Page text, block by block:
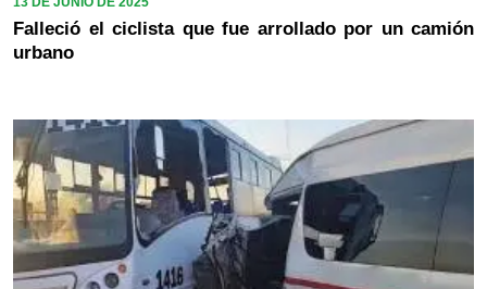
Falleció el ciclista que fue arrollado por un camión
urbano